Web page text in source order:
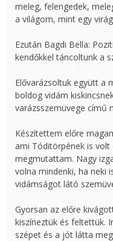
meleg, felengedek,
a világom, mint egy
Ezután Bagdi Bella:
kendőkkel táncoltunk a
Elővarázsoltuk együtt a
boldog vidám
varázsszemüvege című
Készítettem előre
ami Tóditörpének is volt
megmutattam. Nagy
volna mindenki, ha neki
vidámságot látó
Gyorsan az előre
kiszíneztük és feltettük.
szépet és a jót látta